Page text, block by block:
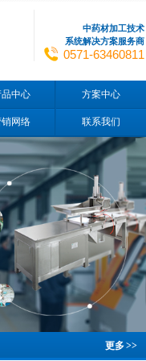
中药材加工技术
系统解决方案服务商
0571-63460811
品中心 方案中心
网络 联系我们
更多>>